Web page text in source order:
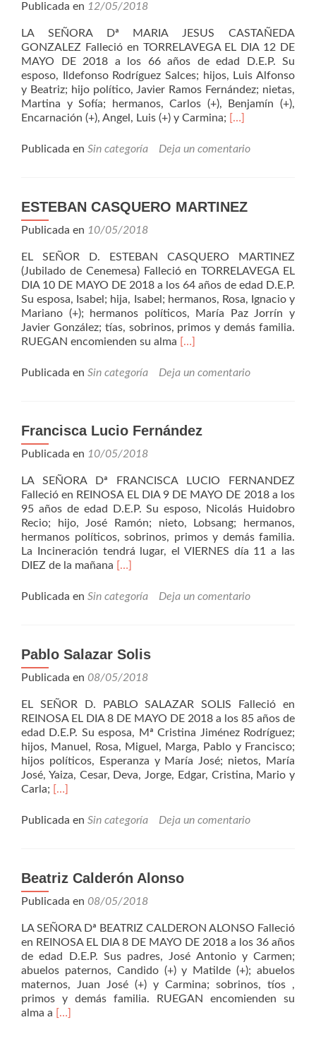
Publicada en 12/05/2018
LA SEÑORA Dª MARIA JESUS CASTAÑEDA
GONZALEZ Falleció en TORRELAVEGA EL DIA 12 DE
MAYO DE 2018 a los 66 años de edad D.E.P. Su
esposo, Ildefonso Rodríguez Salces; hijos, Luis Alfonso
y Beatriz; hijo político, Javier Ramos Fernández; nietas,
Martina y Sofía; hermanos, Carlos (+), Benjamín (+),
Encarnación (+), Angel, Luis (+) y Carmina; Leer
JESUS
[…]
Publicada en Sin categoría Deja un comentario
ESTEBAN CASQUERO MARTINEZ
Publicada en 10/05/2018
EL SEÑOR D. ESTEBAN CASQUERO MARTINEZ
(Jubilado de Cenemesa) Falleció en TORRELAVEGA EL
DIA 10 DE MAYO DE 2018 a los 64 años de edad D.E.P.
Su esposa, Isabel; hija, Isabel; hermanos, Rosa, Ignacio y
Mariano (+); hermanos políticos, María Paz Jorrín y
Javier González; tías, sobrinos, primos y demás familia.
RUEGAN encomienden su alma Leer
CASQUERO
[…]
Publicada en Sin categoría Deja un comentario
Francisca Lucio Fernández
Publicada en 10/05/2018
LA SEÑORA Dª FRANCISCA LUCIO FERNANDEZ
Falleció en REINOSA EL DIA 9 DE MAYO DE 2018 a los
95 años de edad D.E.P. Su esposo, Nicolás Huidobro
Recio; hijo, José Ramón; nieto, Lobsang; hermanos,
hermanos políticos, sobrinos, primos y demás familia.
La Incineración tendrá lugar, el VIERNES día 11 a las
DIEZ de la mañana Leer
Lucio
[…]
Publicada en Sin categoría Deja un comentario
Pablo Salazar Solis
Publicada en 08/05/2018
EL SEÑOR D. PABLO SALAZAR SOLIS Falleció en
REINOSA EL DIA 8 DE MAYO DE 2018 a los 85 años de
edad D.E.P. Su esposa, Mª Cristina Jiménez Rodríguez;
hijos, Manuel, Rosa, Miguel, Marga, Pablo y Francisco;
hijos políticos, Esperanza y María José; nietos, María
José, Yaiza, Cesar, Deva, Jorge, Edgar, Cristina, Mario y
Carla; Leer
Salazar
[…]
Publicada en Sin categoría Deja un comentario
Beatriz Calderón Alonso
Publicada en 08/05/2018
LA SEÑORA Dª BEATRIZ CALDERON ALONSO Falleció
en REINOSA EL DIA 8 DE MAYO DE 2018 a los 36 años
de edad D.E.P. Sus padres, José Antonio y Carmen;
abuelos paternos, Candido (+) y Matilde (+); abuelos
maternos, Juan José (+) y Carmina; sobrinos, tíos ,
primos y demás familia. RUEGAN encomienden su
alma a Leer
[…]